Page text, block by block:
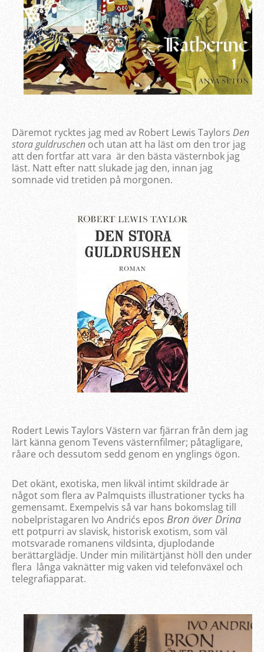
Däremot rycktes jag med av Robert Lewis Taylors Den
stora guldruschen och utan att ha läst om den tror jag
att den fortfar att vara är den bästa västernbok jag
läst. Natt efter natt slukade jag den, innan jag
somnade vid tretiden på morgonen.
Rodert Lewis Taylors Västern var fjärran från dem jag
lärt känna genom Tevens västernfilmer; påtagligare,
råare och dessutom sedd genom en ynglings ögon.
Det okänt, exotiska, men likväl intimt skildrade är
något som flera av Palmquists illustrationer tycks ha
gemensamt. Exempelvis så var hans bokomslag till
nobelpristagaren Ivo Andrićs epos Bron över Drina
ett potpurri av slavisk, historisk exotism, som väl
motsvarade romanens vildsinta, djuplodande
berättarglädje. Under min militärtjänst höll den under
flera långa vaknätter mig vaken vid telefonväxel och
telegrafiapparat.